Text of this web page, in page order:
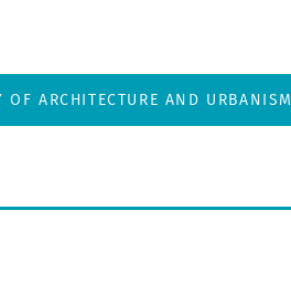
OF ARCHITECTURE AND URBANISM